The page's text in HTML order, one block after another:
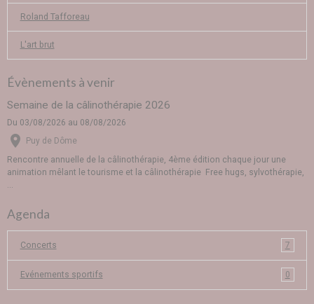
Roland Tafforeau
L'art brut
Évènements à venir
Semaine de la câlinothérapie 2026
Du 03/08/2026 au 08/08/2026
Puy de Dôme
Rencontre annuelle de la câlinothérapie, 4ème édition chaque jour une
animation mêlant le tourisme et la câlinothérapie Free hugs, sylvothérapie,
Agenda
Concerts 7
Evénements sportifs 0